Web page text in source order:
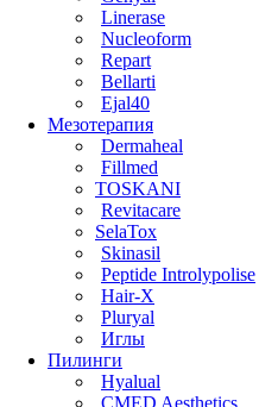
Linerase
Nucleoform
Repart
Bellarti
Ejal40
Мезотерапия
Dermaheal
Fillmed
TOSKANI
Revitacare
SelaTox
Skinasil
Peptide Introlypolise
Hair-X
Pluryal
Иглы
Пилинги
Hyalual
CMED Aesthetics